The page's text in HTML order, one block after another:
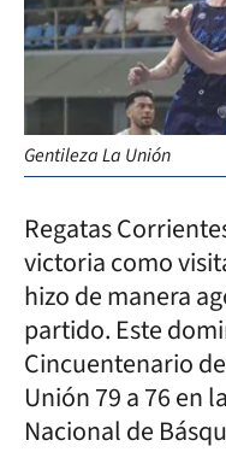
Gentileza La Unión
Regatas
victoria como
hizo de manera
partido. Este
Cincuentenario
Unión 79 a 76 en
Nacional de